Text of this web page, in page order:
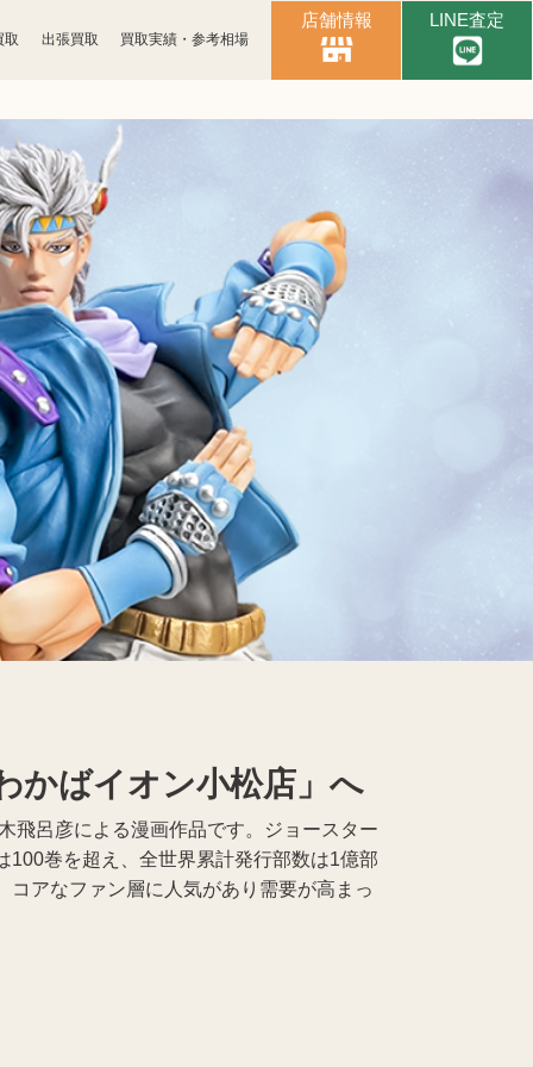
時計買取
古銭買取
パソコン
周辺機器買取
スマホ買取
楽器買取 金券買取
釣具買取
電子辞書買取 黒電話買取
レコード買取
取 出張買取 買取実績・参考相場
店舗情報 LINE査定
かばイオン小松店」へ
飛呂彦による漫画作品です。ジョースター
巻を超え、全世界累計発行部数は1億部
アなファン層に人気があり需要が高まっ